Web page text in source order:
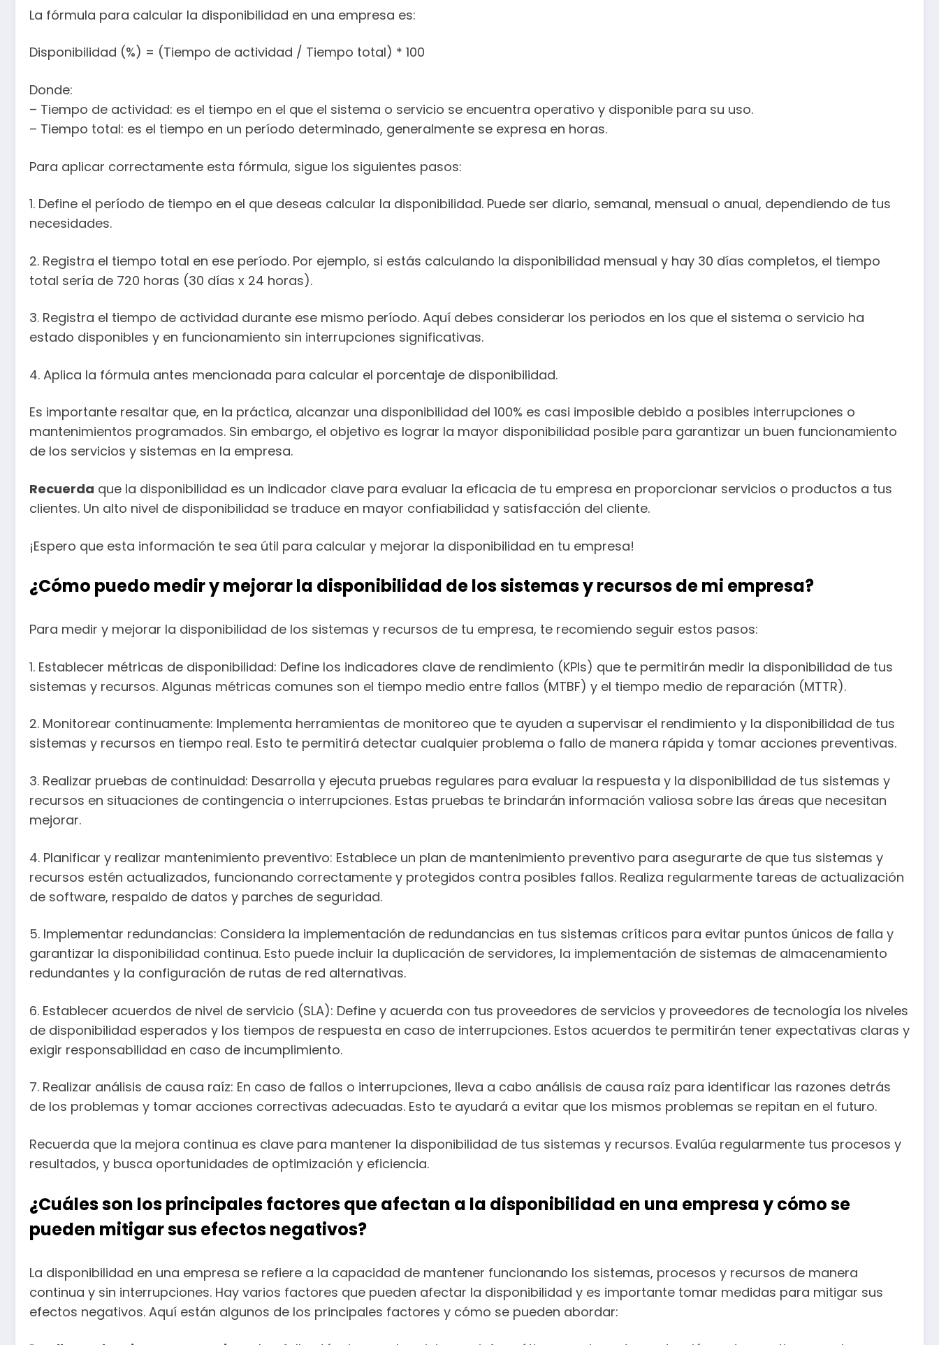
La fórmula para calcular la disponibilidad en una empresa es:
Disponibilidad (%) = (Tiempo de actividad / Tiempo total) * 100
Donde:
– Tiempo de actividad: es el tiempo en el que el sistema o servicio se encuentra operativo y disponible para su uso.
– Tiempo total: es el tiempo en un período determinado, generalmente se expresa en horas.
Para aplicar correctamente esta fórmula, sigue los siguientes pasos:
1. Define el período de tiempo en el que deseas calcular la disponibilidad. Puede ser diario, semanal, mensual o anual, dependiendo de tus
necesidades.
2. Registra el tiempo total en ese período. Por ejemplo, si estás calculando la disponibilidad mensual y hay 30 días completos, el tiempo
total sería de 720 horas (30 días x 24 horas).
3. Registra el tiempo de actividad durante ese mismo período. Aquí debes considerar los periodos en los que el sistema o servicio ha
estado disponibles y en funcionamiento sin interrupciones significativas.
4. Aplica la fórmula antes mencionada para calcular el porcentaje de disponibilidad.
Es importante resaltar que, en la práctica, alcanzar una disponibilidad del 100% es casi imposible debido a posibles interrupciones o
mantenimientos programados. Sin embargo, el objetivo es lograr la mayor disponibilidad posible para garantizar un buen funcionamiento
de los servicios y sistemas en la empresa.
Recuerda que la disponibilidad es un indicador clave para evaluar la eficacia de tu empresa en proporcionar servicios o productos a tus
clientes. Un alto nivel de disponibilidad se traduce en mayor confiabilidad y satisfacción del cliente.
¡Espero que esta información te sea útil para calcular y mejorar la disponibilidad en tu empresa!
¿Cómo puedo medir y mejorar la disponibilidad de los sistemas y recursos de mi empresa?
Para medir y mejorar la disponibilidad de los sistemas y recursos de tu empresa, te recomiendo seguir estos pasos:
1. Establecer métricas de disponibilidad: Define los indicadores clave de rendimiento (KPIs) que te permitirán medir la disponibilidad de tus
sistemas y recursos. Algunas métricas comunes son el tiempo medio entre fallos (MTBF) y el tiempo medio de reparación (MTTR).
2. Monitorear continuamente: Implementa herramientas de monitoreo que te ayuden a supervisar el rendimiento y la disponibilidad de tus
sistemas y recursos en tiempo real. Esto te permitirá detectar cualquier problema o fallo de manera rápida y tomar acciones preventivas.
3. Realizar pruebas de continuidad: Desarrolla y ejecuta pruebas regulares para evaluar la respuesta y la disponibilidad de tus sistemas y
recursos en situaciones de contingencia o interrupciones. Estas pruebas te brindarán información valiosa sobre las áreas que necesitan
mejorar.
4. Planificar y realizar mantenimiento preventivo: Establece un plan de mantenimiento preventivo para asegurarte de que tus sistemas y
recursos estén actualizados, funcionando correctamente y protegidos contra posibles fallos. Realiza regularmente tareas de actualización
de software, respaldo de datos y parches de seguridad.
5. Implementar redundancias: Considera la implementación de redundancias en tus sistemas críticos para evitar puntos únicos de falla y
garantizar la disponibilidad continua. Esto puede incluir la duplicación de servidores, la implementación de sistemas de almacenamiento
redundantes y la configuración de rutas de red alternativas.
6. Establecer acuerdos de nivel de servicio (SLA): Define y acuerda con tus proveedores de servicios y proveedores de tecnología los niveles
de disponibilidad esperados y los tiempos de respuesta en caso de interrupciones. Estos acuerdos te permitirán tener expectativas claras y
exigir responsabilidad en caso de incumplimiento.
7. Realizar análisis de causa raíz: En caso de fallos o interrupciones, lleva a cabo análisis de causa raíz para identificar las razones detrás
de los problemas y tomar acciones correctivas adecuadas. Esto te ayudará a evitar que los mismos problemas se repitan en el futuro.
Recuerda que la mejora continua es clave para mantener la disponibilidad de tus sistemas y recursos. Evalúa regularmente tus procesos y
resultados, y busca oportunidades de optimización y eficiencia.
¿Cuáles son los principales factores que afectan a la disponibilidad en una empresa y cómo se
pueden mitigar sus efectos negativos?
La disponibilidad en una empresa se refiere a la capacidad de mantener funcionando los sistemas, procesos y recursos de manera
continua y sin interrupciones. Hay varios factores que pueden afectar la disponibilidad y es importante tomar medidas para mitigar sus
efectos negativos. Aquí están algunos de los principales factores y cómo se pueden abordar: